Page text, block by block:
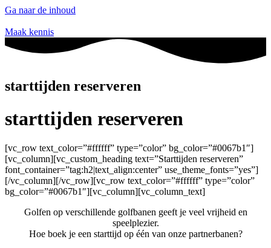
Ga naar de inhoud
Maak kennis
starttijden reserveren
starttijden reserveren
[vc_row text_color=”#ffffff” type=”color” bg_color=”#0067b1″]
[vc_column][vc_custom_heading text=”Starttijden reserveren”
font_container=”tag:h2|text_align:center” use_theme_fonts=”yes”]
[/vc_column][/vc_row][vc_row text_color=”#ffffff” type=”color”
bg_color=”#0067b1″][vc_column][vc_column_text]
Golfen op verschillende golfbanen geeft je veel vrijheid en
speelplezier.
Hoe boek je een starttijd op één van onze partnerbanen?